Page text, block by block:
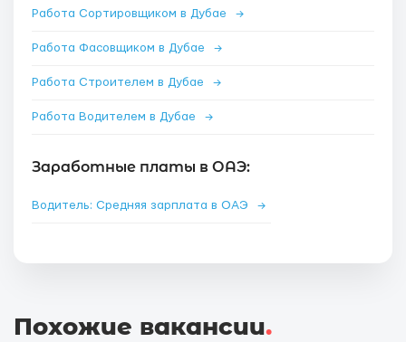
Работа Сортировщиком в Дубае →
Работа Фасовщиком в Дубае →
Работа Строителем в Дубае →
Работа Водителем в Дубае →
Заработные платы в ОАЭ:
Водитель: Средняя зарплата в ОАЭ →
Похожие вакансии.